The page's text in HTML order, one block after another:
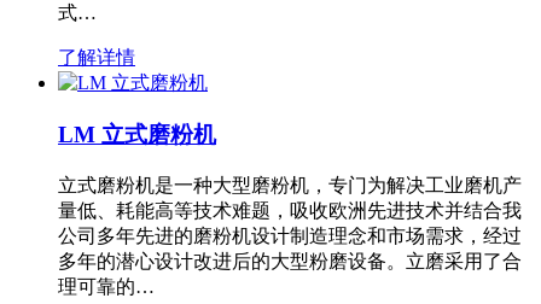
式…
了解详情
LM 立式磨粉机
立式磨粉机是一种大型磨粉机，专门为解决工业磨机产
量低、耗能高等技术难题，吸收欧洲先进技术并结合我
公司多年先进的磨粉机设计制造理念和市场需求，经过
多年的潜心设计改进后的大型粉磨设备。立磨采用了合
理可靠的…